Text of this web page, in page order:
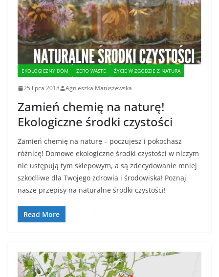
EKOLOGICZNY DOM ZERO WASTE ŻYCIE W ZGODZIE Z NATURĄ
25 lipca 2018 Agnieszka Matuszewska
Zamień chemię na naturę!
Ekologiczne środki czystości
Zamień chemię na naturę – poczujesz i pokochasz
różnicę! Domowe ekologiczne środki czystości w niczym
nie ustępują tym sklepowym, a są zdecydowanie mniej
szkodliwe dla Twojego zdrowia i środowiska! Poznaj
nasze przepisy na naturalne środki czystości!
Read More